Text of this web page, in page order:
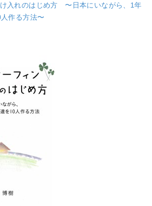
入れのはじめ方 〜日本にいながら、1年
作る方法〜